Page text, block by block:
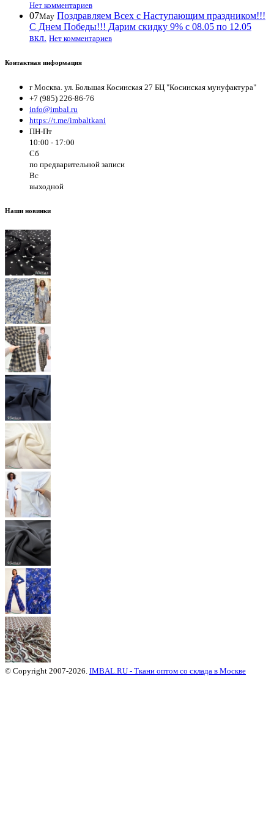
Нет комментариев
07May Поздравляем Всех с Наступающим праздником!!!
С Днем Победы!!! Дарим скидку 9% с 08.05 по 12.05
вкл. Нет комментариев
Контактная информация
г Москва. ул. Большая Косинская 27 БЦ "Косинская мунуфактура"
+7 (985) 226-86-76
info@imbal.ru
https://t.me/imbaltkani
ПН-Пт
10:00 - 17:00
Сб
по предварительной записи
Вс
выходной
Наши новинки
© Copyright 2007-2026. IMBAL.RU - Ткани оптом со склада в Москве